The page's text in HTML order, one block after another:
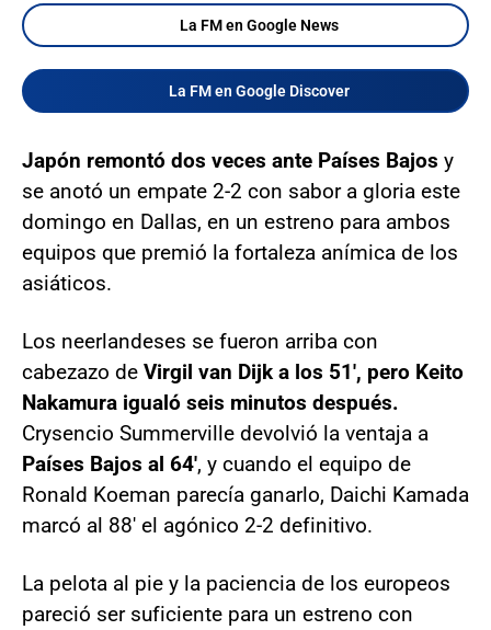
La FM en Google News
La FM en Google Discover
Japón remontó dos veces ante Países Bajos y
se anotó un empate 2-2 con sabor a gloria este
domingo en Dallas, en un estreno para ambos
equipos que premió la fortaleza anímica de los
asiáticos.
Los neerlandeses se fueron arriba con
cabezazo de Virgil van Dijk a los 51', pero Keito
Nakamura igualó seis minutos después.
Crysencio Summerville devolvió la ventaja a
Países Bajos al 64', y cuando el equipo de
Ronald Koeman parecía ganarlo, Daichi Kamada
marcó al 88' el agónico 2-2 definitivo.
La pelota al pie y la paciencia de los europeos
pareció ser suficiente para un estreno con